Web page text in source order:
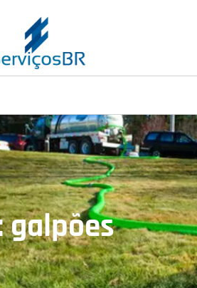
galpões